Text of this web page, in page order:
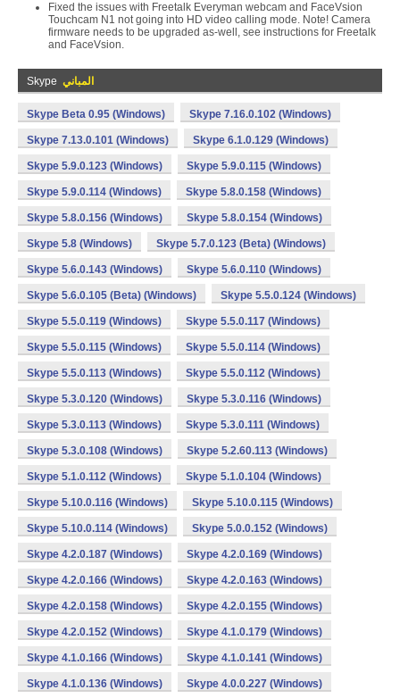
Fixed the issues with Freetalk Everyman webcam and FaceVsion
Touchcam N1 not going into HD video calling mode. Note! Camera
firmware needs to be upgraded as-well, see instructions for Freetalk
and FaceVsion.
Skype المباني
Skype Beta 0.95 (Windows) Skype 7.16.0.102 (Windows)
Skype 7.13.0.101 (Windows) Skype 6.1.0.129 (Windows)
Skype 5.9.0.123 (Windows) Skype 5.9.0.115 (Windows)
Skype 5.9.0.114 (Windows) Skype 5.8.0.158 (Windows)
Skype 5.8.0.156 (Windows) Skype 5.8.0.154 (Windows)
Skype 5.8 (Windows) Skype 5.7.0.123 (Beta) (Windows)
Skype 5.6.0.143 (Windows) Skype 5.6.0.110 (Windows)
Skype 5.6.0.105 (Beta) (Windows) Skype 5.5.0.124 (Windows)
Skype 5.5.0.119 (Windows) Skype 5.5.0.117 (Windows)
Skype 5.5.0.115 (Windows) Skype 5.5.0.114 (Windows)
Skype 5.5.0.113 (Windows) Skype 5.5.0.112 (Windows)
Skype 5.3.0.120 (Windows) Skype 5.3.0.116 (Windows)
Skype 5.3.0.113 (Windows) Skype 5.3.0.111 (Windows)
Skype 5.3.0.108 (Windows) Skype 5.2.60.113 (Windows)
Skype 5.1.0.112 (Windows) Skype 5.1.0.104 (Windows)
Skype 5.10.0.116 (Windows) Skype 5.10.0.115 (Windows)
Skype 5.10.0.114 (Windows) Skype 5.0.0.152 (Windows)
Skype 4.2.0.187 (Windows) Skype 4.2.0.169 (Windows)
Skype 4.2.0.166 (Windows) Skype 4.2.0.163 (Windows)
Skype 4.2.0.158 (Windows) Skype 4.2.0.155 (Windows)
Skype 4.2.0.152 (Windows) Skype 4.1.0.179 (Windows)
Skype 4.1.0.166 (Windows) Skype 4.1.0.141 (Windows)
Skype 4.1.0.136 (Windows) Skype 4.0.0.227 (Windows)